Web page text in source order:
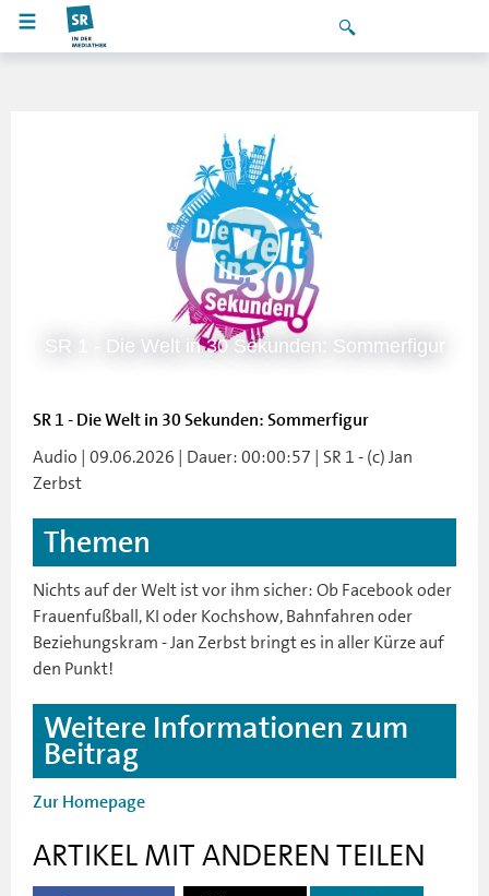
SR 1 - Die Welt in 30 Sekunden: Sommerfigur
SR 1 - Die Welt in 30 Sekunden: Sommerfigur
Audio | 09.06.2026 | Dauer: 00:00:57 | SR 1 - (c) Jan
Zerbst
Themen
Nichts auf der Welt ist vor ihm sicher: Ob Facebook oder
Frauenfußball, KI oder Kochshow, Bahnfahren oder
Beziehungskram - Jan Zerbst bringt es in aller Kürze auf
den Punkt!
Weitere Informationen zum
Beitrag
Zur Homepage
ARTIKEL MIT ANDEREN TEILEN